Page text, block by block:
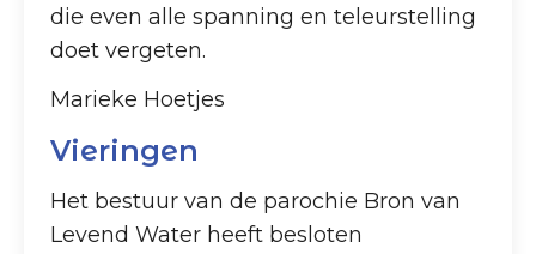
die even alle spanning en teleurstelling
doet vergeten.
Marieke Hoetjes
Vieringen
Het bestuur van de parochie Bron van
Levend Water heeft besloten